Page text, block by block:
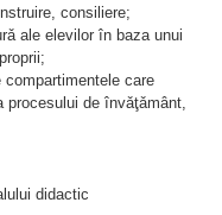
consiliere;
ale elevilor în baza unui
care
de învǎţǎmânt,
didactic